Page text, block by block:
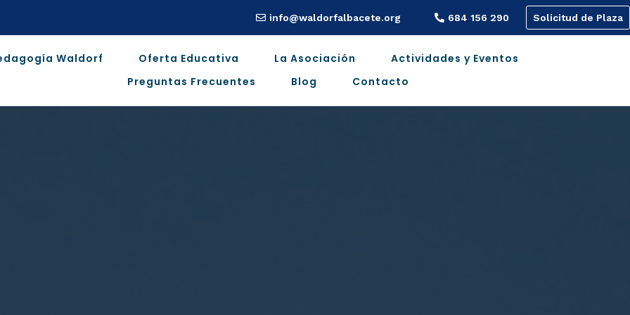
info@waldorfalbacete.org 684 156 290 Solicitud de Plaza
Waldorf Oferta Educativa La Asociación
Actividades y Eventos
Preguntas Frecuentes
Blog Contacto